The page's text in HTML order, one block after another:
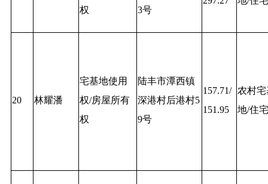
权 3号
20 林耀潘
宅基地使用
权/房屋所有
权
陆丰市潭西镇
深港村后港村5
9号
157.71/
151.95
农村宅
地/住宅